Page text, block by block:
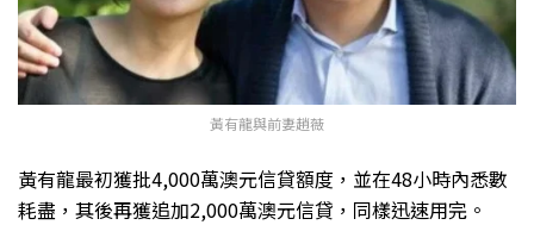
黃有龍與前妻趙薇
黃有龍最初獲批4,000萬澳元信貸額度，並在48小時內悉數
耗盡，其後再獲追加2,000萬澳元信貸，同樣迅速用完。